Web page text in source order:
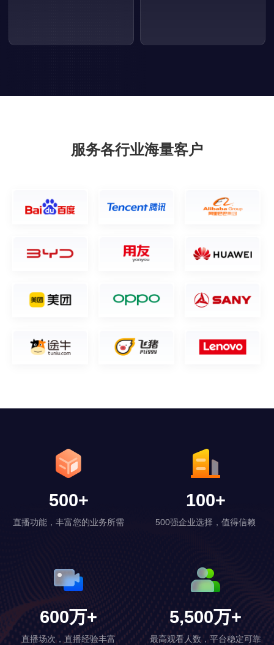
服务各行业海量客户
500+
直播功能，丰富您的业务所需
100+
500强企业选择，值得信赖
600万+
直播场次，直播经验丰富
5,500万+
最高观看人数，平台稳定可靠